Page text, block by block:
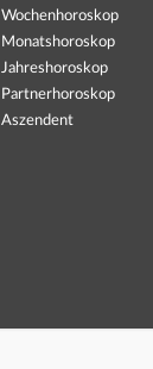
Wochenhoroskop
Monatshoroskop
Jahreshoroskop
Partnerhoroskop
Aszendent